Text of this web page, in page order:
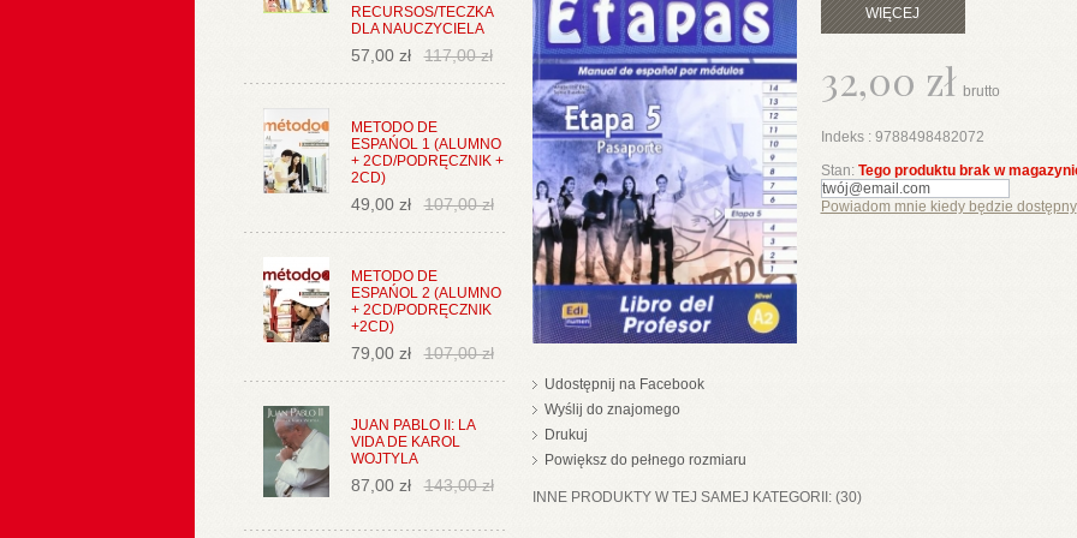
RECURSOS/TECZKA
DLA NAUCZYCIELA
57,00 zł 117,00 zł
METODO DE
ESPAŃOL 1 (ALUMNO
+ 2CD/PODRĘCZNIK +
2CD)
49,00 zł 107,00 zł
METODO DE
ESPAŃOL 2 (ALUMNO
+ 2CD/PODRĘCZNIK
+2CD)
79,00 zł 107,00 zł
JUAN PABLO II: LA
VIDA DE KAROL
WOJTYLA
87,00 zł 143,00 zł
Udostępnij na Facebook
Wyślij do znajomego
Drukuj
Powiększ do pełnego rozmiaru
WIĘCEJ
32,00 zł brutto
Indeks : 9788498482072
Stan: Tego produktu brak w
Powiadom mnie kiedy będzie dostępny
INNE PRODUKTY W TEJ SAMEJ KATEGORII: (30)